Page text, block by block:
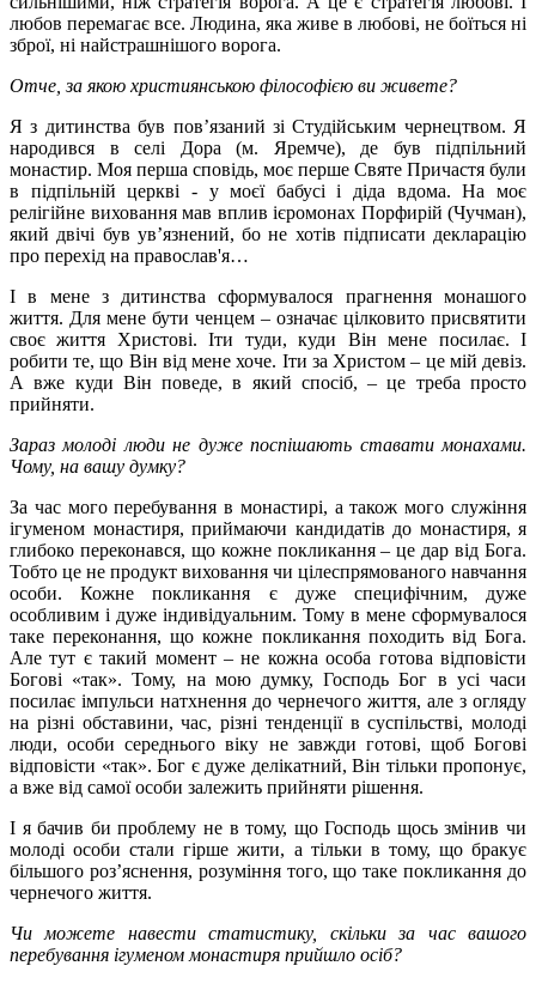
любов перемагає все. Людина, яка живе в любові, не боїться ні
зброї, ні найстрашнішого ворога.
Отче, за якою християнською філософією ви живете?
Я з дитинства був пов’язаний зі Студійським чернецтвом. Я
народився в селі Дора (м. Яремче), де був підпільний
монастир. Моя перша сповідь, моє перше Святе Причастя були
в підпільній церкві - у моєї бабусі і діда вдома. На моє
релігійне виховання мав вплив ієромонах Порфирій (Чучман),
який двічі був ув’язнений, бо не хотів підписати декларацію
про перехід на православ'я…
І в мене з дитинства сформувалося прагнення монашого
життя. Для мене бути ченцем – означає цілковито присвятити
своє життя Христові. Іти туди, куди Він мене посилає. І
робити те, що Він від мене хоче. Іти за Христом – це мій девіз.
А вже куди Він поведе, в який спосіб, – це треба просто
прийняти.
Зараз молоді люди не дуже поспішають ставати монахами.
Чому, на вашу думку?
За час мого перебування в монастирі, а також мого служіння
ігуменом монастиря, приймаючи кандидатів до монастиря, я
глибоко переконався, що кожне покликання – це дар від Бога.
Тобто це не продукт виховання чи цілеспрямованого навчання
особи. Кожне покликання є дуже специфічним, дуже
особливим і дуже індивідуальним. Тому в мене сформувалося
таке переконання, що кожне покликання походить від Бога.
Але тут є такий момент – не кожна особа готова відповісти
Богові «так». Тому, на мою думку, Господь Бог в усі часи
посилає імпульси натхнення до чернечого життя, але з огляду
на різні обставини, час, різні тенденції в суспільстві, молоді
люди, особи середнього віку не завжди готові, щоб Богові
відповісти «так». Бог є дуже делікатний, Він тільки пропонує,
а вже від самої особи залежить прийняти рішення.
І я бачив би проблему не в тому, що Господь щось змінив чи
молоді особи стали гірше жити, а тільки в тому, що бракує
більшого роз’яснення, розуміння того, що таке покликання до
чернечого життя.
Чи можете навести статистику, скільки за час вашого
перебування ігуменом монастиря прийшло осіб?